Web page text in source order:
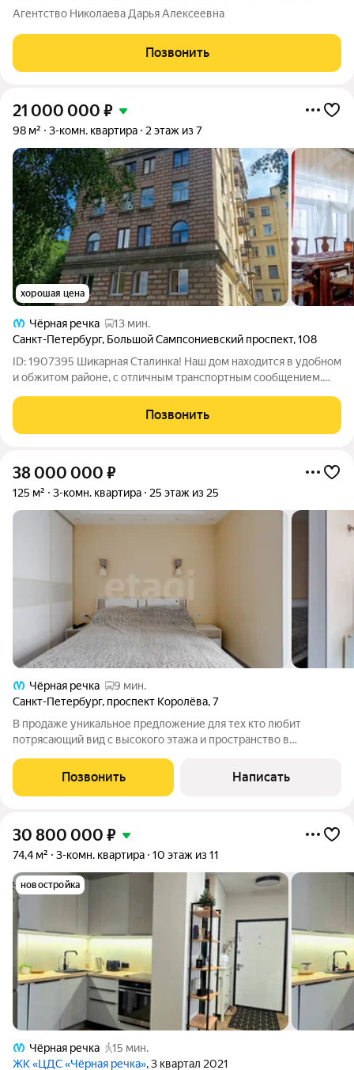
Пионерская 15 мин пешком Расположение: квартира
расположена в развитом районе с хорошей инфраструктурой.
В шаговой доступности
Агентство Николаева Дарья Алексеевна
Позвонить
21 000 000 ₽
98 м² 3-комн. квартира 2 этаж из 7
хорошая цена
Чёрная речка
13 мин.
Санкт-Петербург, Большой Сампсониевский проспект,108
ID: 1907395 Шикарная Сталинка! Наш дом находится в удобном
и обжитом районе, с отличным транспортным сообщением.
расположение практически, в самом зеленом районе города.
Вы сможете быстро
Позвонить
38 000 000 ₽
125 м² 3-комн. квартира 25 этаж из 25
Чёрная речка
9 мин.
Санкт-Петербург, проспект Королёва,7
В продаже уникальное предложение для тех кто любит
потрясающий вид с высокого этажа и пространство в
125м в ЖК "Зенит" Приморского района. О Квартире: Квартира
находится на 25 этаже, в
Позвонить Написать
30 800 000 ₽
74,4 м² 3-комн. квартира 10 этаж из 11
новостройка
Чёрная речка
15 мин.
ЖК «ЦДС «Чёрная речка», 3 квартал 2021